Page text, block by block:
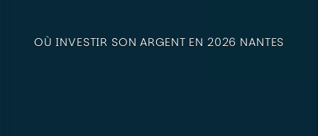
OÙ INVESTIR SON ARGENT EN 2026 NANTES